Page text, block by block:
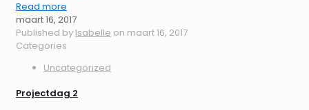
Read more
maart 16, 2017
Published by Isabelle on maart 16, 2017
Categories
Uncategorized
Projectdag 2